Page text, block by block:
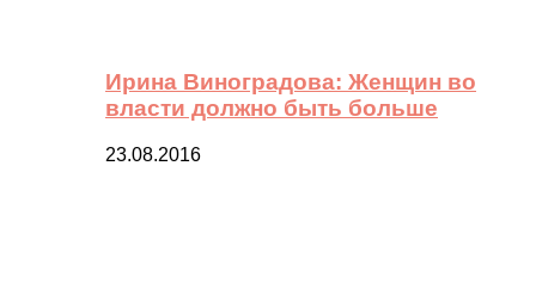
Ирина Виноградова: Женщин во
власти должно быть больше
23.08.2016